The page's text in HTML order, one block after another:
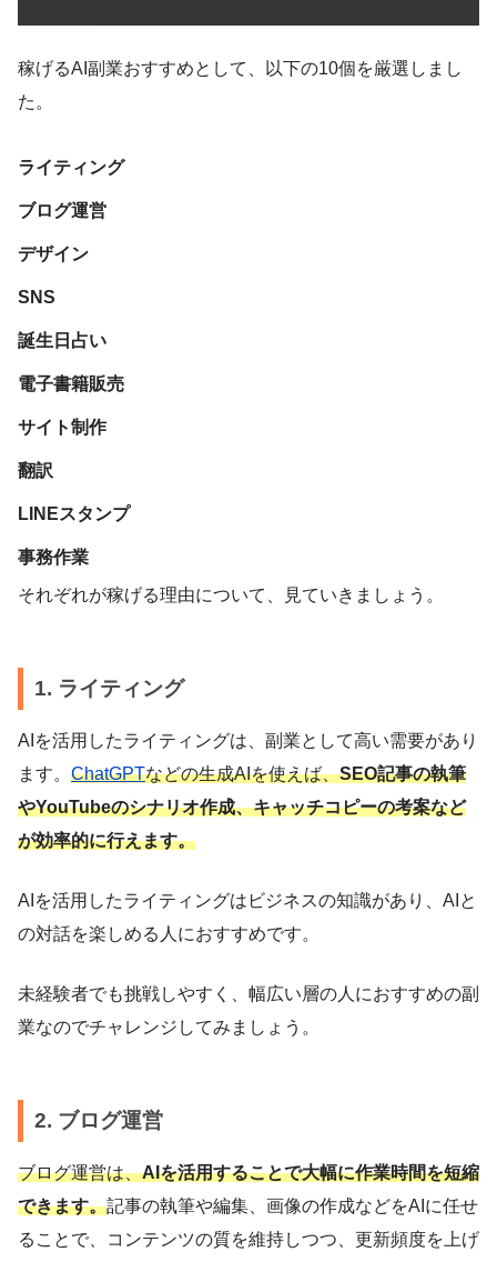
稼げるAI副業おすすめとして、以下の10個を厳選しまし
た。
ライティング
ブログ運営
デザイン
SNS
誕生日占い
電子書籍販売
サイト制作
翻訳
LINEスタンプ
事務作業
それぞれが稼げる理由について、見ていきましょう。
1. ライティング
AIを活用したライティングは、副業として高い需要があり
ます。 ChatGPTなどの生成AIを使えば、SEO記事の執筆
やYouTubeのシナリオ作成、キャッチコピーの考案など
が効率的に行えます。
AIを活用したライティングはビジネスの知識があり、AIと
の対話を楽しめる人におすすめです。
未経験者でも挑戦しやすく、幅広い層の人におすすめの副
業なのでチャレンジしてみましょう。
2. ブログ運営
ブログ運営は、AIを活用することで大幅に作業時間を短縮
できます。記事の執筆や編集、画像の作成などをAIに任せ
ることで、コンテンツの質を維持しつつ、更新頻度を上げ